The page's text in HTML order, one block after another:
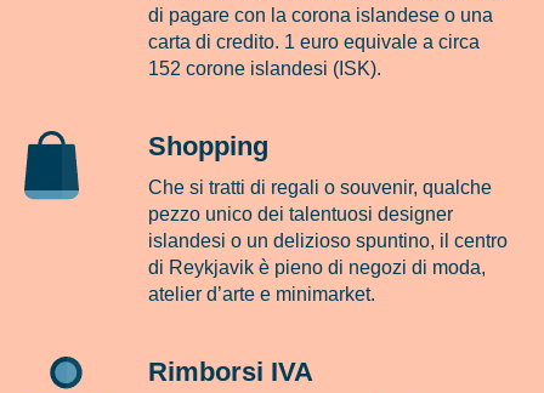
di pagare con la corona islandese o una
carta di credito. 1 euro equivale a circa
152 corone islandesi (ISK).
Shopping
Che si tratti di regali o souvenir, qualche
pezzo unico dei talentuosi designer
islandesi o un delizioso spuntino, il centro
di Reykjavik è pieno di negozi di moda,
atelier d’arte e minimarket.
Rimborsi IVA